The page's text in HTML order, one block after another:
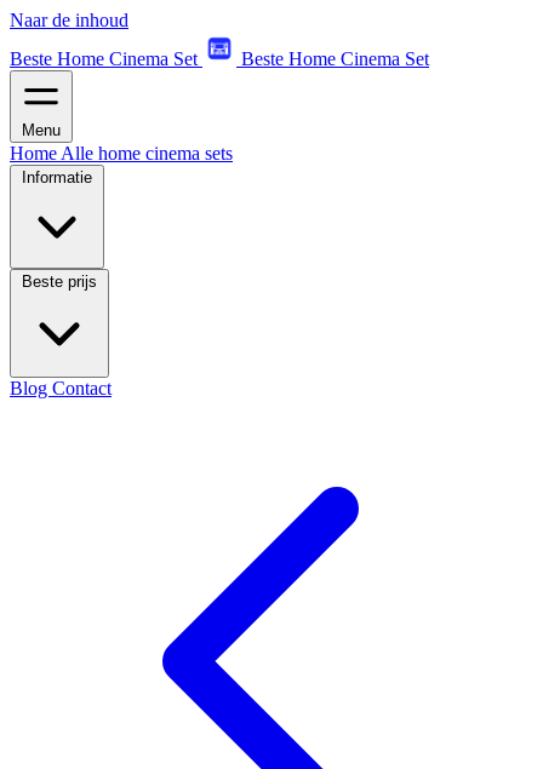
Naar de inhoud
Beste Home Cinema Set
Beste Home Cinema Set
Menu
Home Alle home cinema sets
Informatie
Beste prijs
Blog Contact